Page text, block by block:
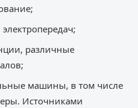
различные
машины, в том числе
Источниками